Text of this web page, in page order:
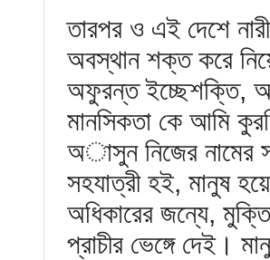
তারপর ও এই দেশে
অবস্থান শক্ত করে
অফুরন্ত ইচ্ছেশক্তি,
মানসিকতা কে আমি
অাসুন নিজের নামের
সহযাত্রী হই, মানুষ
অধিকারের জন্যে,
প্রাচীর ভেঙ্গে দেই।